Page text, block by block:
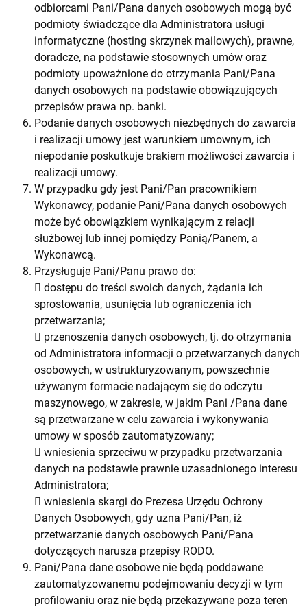
odbiorcami Pani/Pana danych osobowych mogą być
podmioty świadczące dla Administratora usługi
informatyczne (hosting skrzynek mailowych), prawne,
doradcze, na podstawie stosownych umów oraz
podmioty upoważnione do otrzymania Pani/Pana
danych osobowych na podstawie obowiązujących
przepisów prawa np. banki.
Podanie danych osobowych niezbędnych do zawarcia
i realizacji umowy jest warunkiem umownym, ich
niepodanie poskutkuje brakiem możliwości zawarcia i
realizacji umowy.
W przypadku gdy jest Pani/Pan pracownikiem
Wykonawcy, podanie Pani/Pana danych osobowych
może być obowiązkiem wynikającym z relacji
służbowej lub innej pomiędzy Panią/Panem, a
Wykonawcą.
Przysługuje Pani/Panu prawo do:
 dostępu do treści swoich danych, żądania ich
sprostowania, usunięcia lub ograniczenia ich
przetwarzania;
 przenoszenia danych osobowych, tj. do otrzymania
od Administratora informacji o przetwarzanych danych
osobowych, w ustrukturyzowanym, powszechnie
używanym formacie nadającym się do odczytu
maszynowego, w zakresie, w jakim Pani /Pana dane
są przetwarzane w celu zawarcia i wykonywania
umowy w sposób zautomatyzowany;
 wniesienia sprzeciwu w przypadku przetwarzania
danych na podstawie prawnie uzasadnionego interesu
Administratora;
 wniesienia skargi do Prezesa Urzędu Ochrony
Danych Osobowych, gdy uzna Pani/Pan, iż
przetwarzanie danych osobowych Pani/Pana
dotyczących narusza przepisy RODO.
Pani/Pana dane osobowe nie będą poddawane
zautomatyzowanemu podejmowaniu decyzji w tym
profilowaniu oraz nie będą przekazywane poza teren